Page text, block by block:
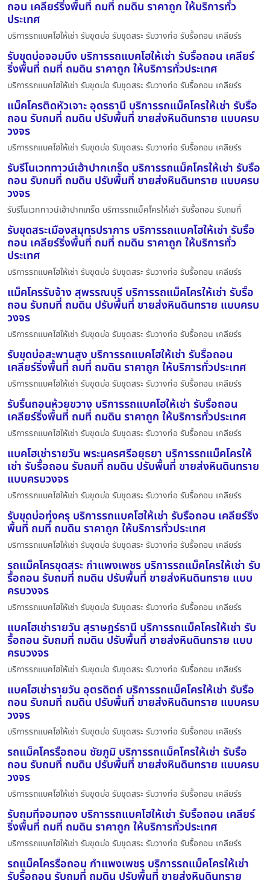
ถอน เคลียร์ริ่งพื้นที่ ถมที่ ถมดิน ราคาถูก ให้บริการทั่ว
ประเทศ
บริการรถแบคโฮให้เช่า รับขุดบ่อ รับขุดสระ รับวางท่อ รับรื้อถอน เคลียร์ร
รับขุดบ่อจอมบึง บริการรถแบคโฮให้เช่า รับรื้อถอน เคลียร์
ริ่งพื้นที่ ถมที่ ถมดิน ราคาถูก ให้บริการทั่วประเทศ
บริการรถแบคโฮให้เช่า รับขุดบ่อ รับขุดสระ รับวางท่อ รับรื้อถอน เคลียร์ร
แม็คโครติดหัวเจาะ อุดรธานี บริการรถแม็คโครให้เช่า รับรื้อ
ถอน รับถมที่ ถมดิน ปรับพื้นที่ ขายส่งหินดินทราย แบบครบ
วงจร
บริการรถแบคโฮให้เช่า รับขุดบ่อ รับขุดสระ รับวางท่อ รับรื้อถอน เคลียร์ร
รับรีโนเวททาวน์เฮ้าปากเกร็ด บริการรถแม็คโครให้เช่า รับรื้อ
ถอน รับถมที่ ถมดิน ปรับพื้นที่ ขายส่งหินดินทราย แบบครบ
วงจร
รับรีโนเวททาวน์เฮ้าปากเกร็ด บริการรถแม็คโครให้เช่า รับรื้อถอน รับถมที่
รับขุดสระเมืองสมุทรปราการ บริการรถแบคโฮให้เช่า รับรื้อ
ถอน เคลียร์ริ่งพื้นที่ ถมที่ ถมดิน ราคาถูก ให้บริการทั่ว
ประเทศ
บริการรถแบคโฮให้เช่า รับขุดบ่อ รับขุดสระ รับวางท่อ รับรื้อถอน เคลียร์ร
แม็คโครรับจ้าง สุพรรณบุรี บริการรถแม็คโครให้เช่า รับรื้อ
ถอน รับถมที่ ถมดิน ปรับพื้นที่ ขายส่งหินดินทราย แบบครบ
วงจร
บริการรถแบคโฮให้เช่า รับขุดบ่อ รับขุดสระ รับวางท่อ รับรื้อถอน เคลียร์ร
รับขุดบ่อสะพานสูง บริการรถแบคโฮให้เช่า รับรื้อถอน
เคลียร์ริ่งพื้นที่ ถมที่ ถมดิน ราคาถูก ให้บริการทั่วประเทศ
บริการรถแบคโฮให้เช่า รับขุดบ่อ รับขุดสระ รับวางท่อ รับรื้อถอน เคลียร์ร
รับรื้นถอนห้วยขวาง บริการรถแบคโฮให้เช่า รับรื้อถอน
เคลียร์ริ่งพื้นที่ ถมที่ ถมดิน ราคาถูก ให้บริการทั่วประเทศ
บริการรถแบคโฮให้เช่า รับขุดบ่อ รับขุดสระ รับวางท่อ รับรื้อถอน เคลียร์ร
แบคโฮเช่ารายวัน พระนครศรีอยุธยา บริการรถแม็คโครให้
เช่า รับรื้อถอน รับถมที่ ถมดิน ปรับพื้นที่ ขายส่งหินดินทราย
แบบครบวงจร
บริการรถแบคโฮให้เช่า รับขุดบ่อ รับขุดสระ รับวางท่อ รับรื้อถอน เคลียร์ร
รับขุดบ่อทุ่งครุ บริการรถแบคโฮให้เช่า รับรื้อถอน เคลียร์ริ่ง
พื้นที่ ถมที่ ถมดิน ราคาถูก ให้บริการทั่วประเทศ
บริการรถแบคโฮให้เช่า รับขุดบ่อ รับขุดสระ รับวางท่อ รับรื้อถอน เคลียร์ร
รถแม็คโครขุดสระ กำแพงเพชร บริการรถแม็คโครให้เช่า รับ
รื้อถอน รับถมที่ ถมดิน ปรับพื้นที่ ขายส่งหินดินทราย แบบ
ครบวงจร
บริการรถแบคโฮให้เช่า รับขุดบ่อ รับขุดสระ รับวางท่อ รับรื้อถอน เคลียร์ร
แบคโฮเช่ารายวัน สุราษฎร์ธานี บริการรถแม็คโครให้เช่า รับ
รื้อถอน รับถมที่ ถมดิน ปรับพื้นที่ ขายส่งหินดินทราย แบบ
ครบวงจร
บริการรถแบคโฮให้เช่า รับขุดบ่อ รับขุดสระ รับวางท่อ รับรื้อถอน เคลียร์ร
แบคโฮเช่ารายวัน อุตรดิตถ์ บริการรถแม็คโครให้เช่า รับรื้อ
ถอน รับถมที่ ถมดิน ปรับพื้นที่ ขายส่งหินดินทราย แบบครบ
วงจร
บริการรถแบคโฮให้เช่า รับขุดบ่อ รับขุดสระ รับวางท่อ รับรื้อถอน เคลียร์ร
รถแม็คโครรื้อถอน ชัยภูมิ บริการรถแม็คโครให้เช่า รับรื้อ
ถอน รับถมที่ ถมดิน ปรับพื้นที่ ขายส่งหินดินทราย แบบครบ
วงจร
บริการรถแบคโฮให้เช่า รับขุดบ่อ รับขุดสระ รับวางท่อ รับรื้อถอน เคลียร์ร
รับถมที่จอมทอง บริการรถแบคโฮให้เช่า รับรื้อถอน เคลียร์
ริ่งพื้นที่ ถมที่ ถมดิน ราคาถูก ให้บริการทั่วประเทศ
บริการรถแบคโฮให้เช่า รับขุดบ่อ รับขุดสระ รับวางท่อ รับรื้อถอน เคลียร์ร
รถแม็คโครรื้อถอน กำแพงเพชร บริการรถแม็คโครให้เช่า